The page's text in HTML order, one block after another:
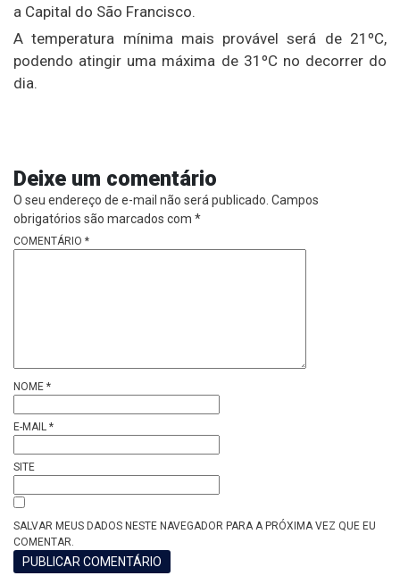
a Capital do São Francisco.
A temperatura mínima mais provável será de 21ºC,
podendo atingir uma máxima de 31ºC no decorrer do
dia.
Deixe um comentário
O seu endereço de e-mail não será publicado. Campos
obrigatórios são marcados com *
COMENTÁRIO *
NOME *
E-MAIL *
SITE
SALVAR MEUS DADOS NESTE NAVEGADOR PARA A PRÓXIMA VEZ QUE EU
COMENTAR.